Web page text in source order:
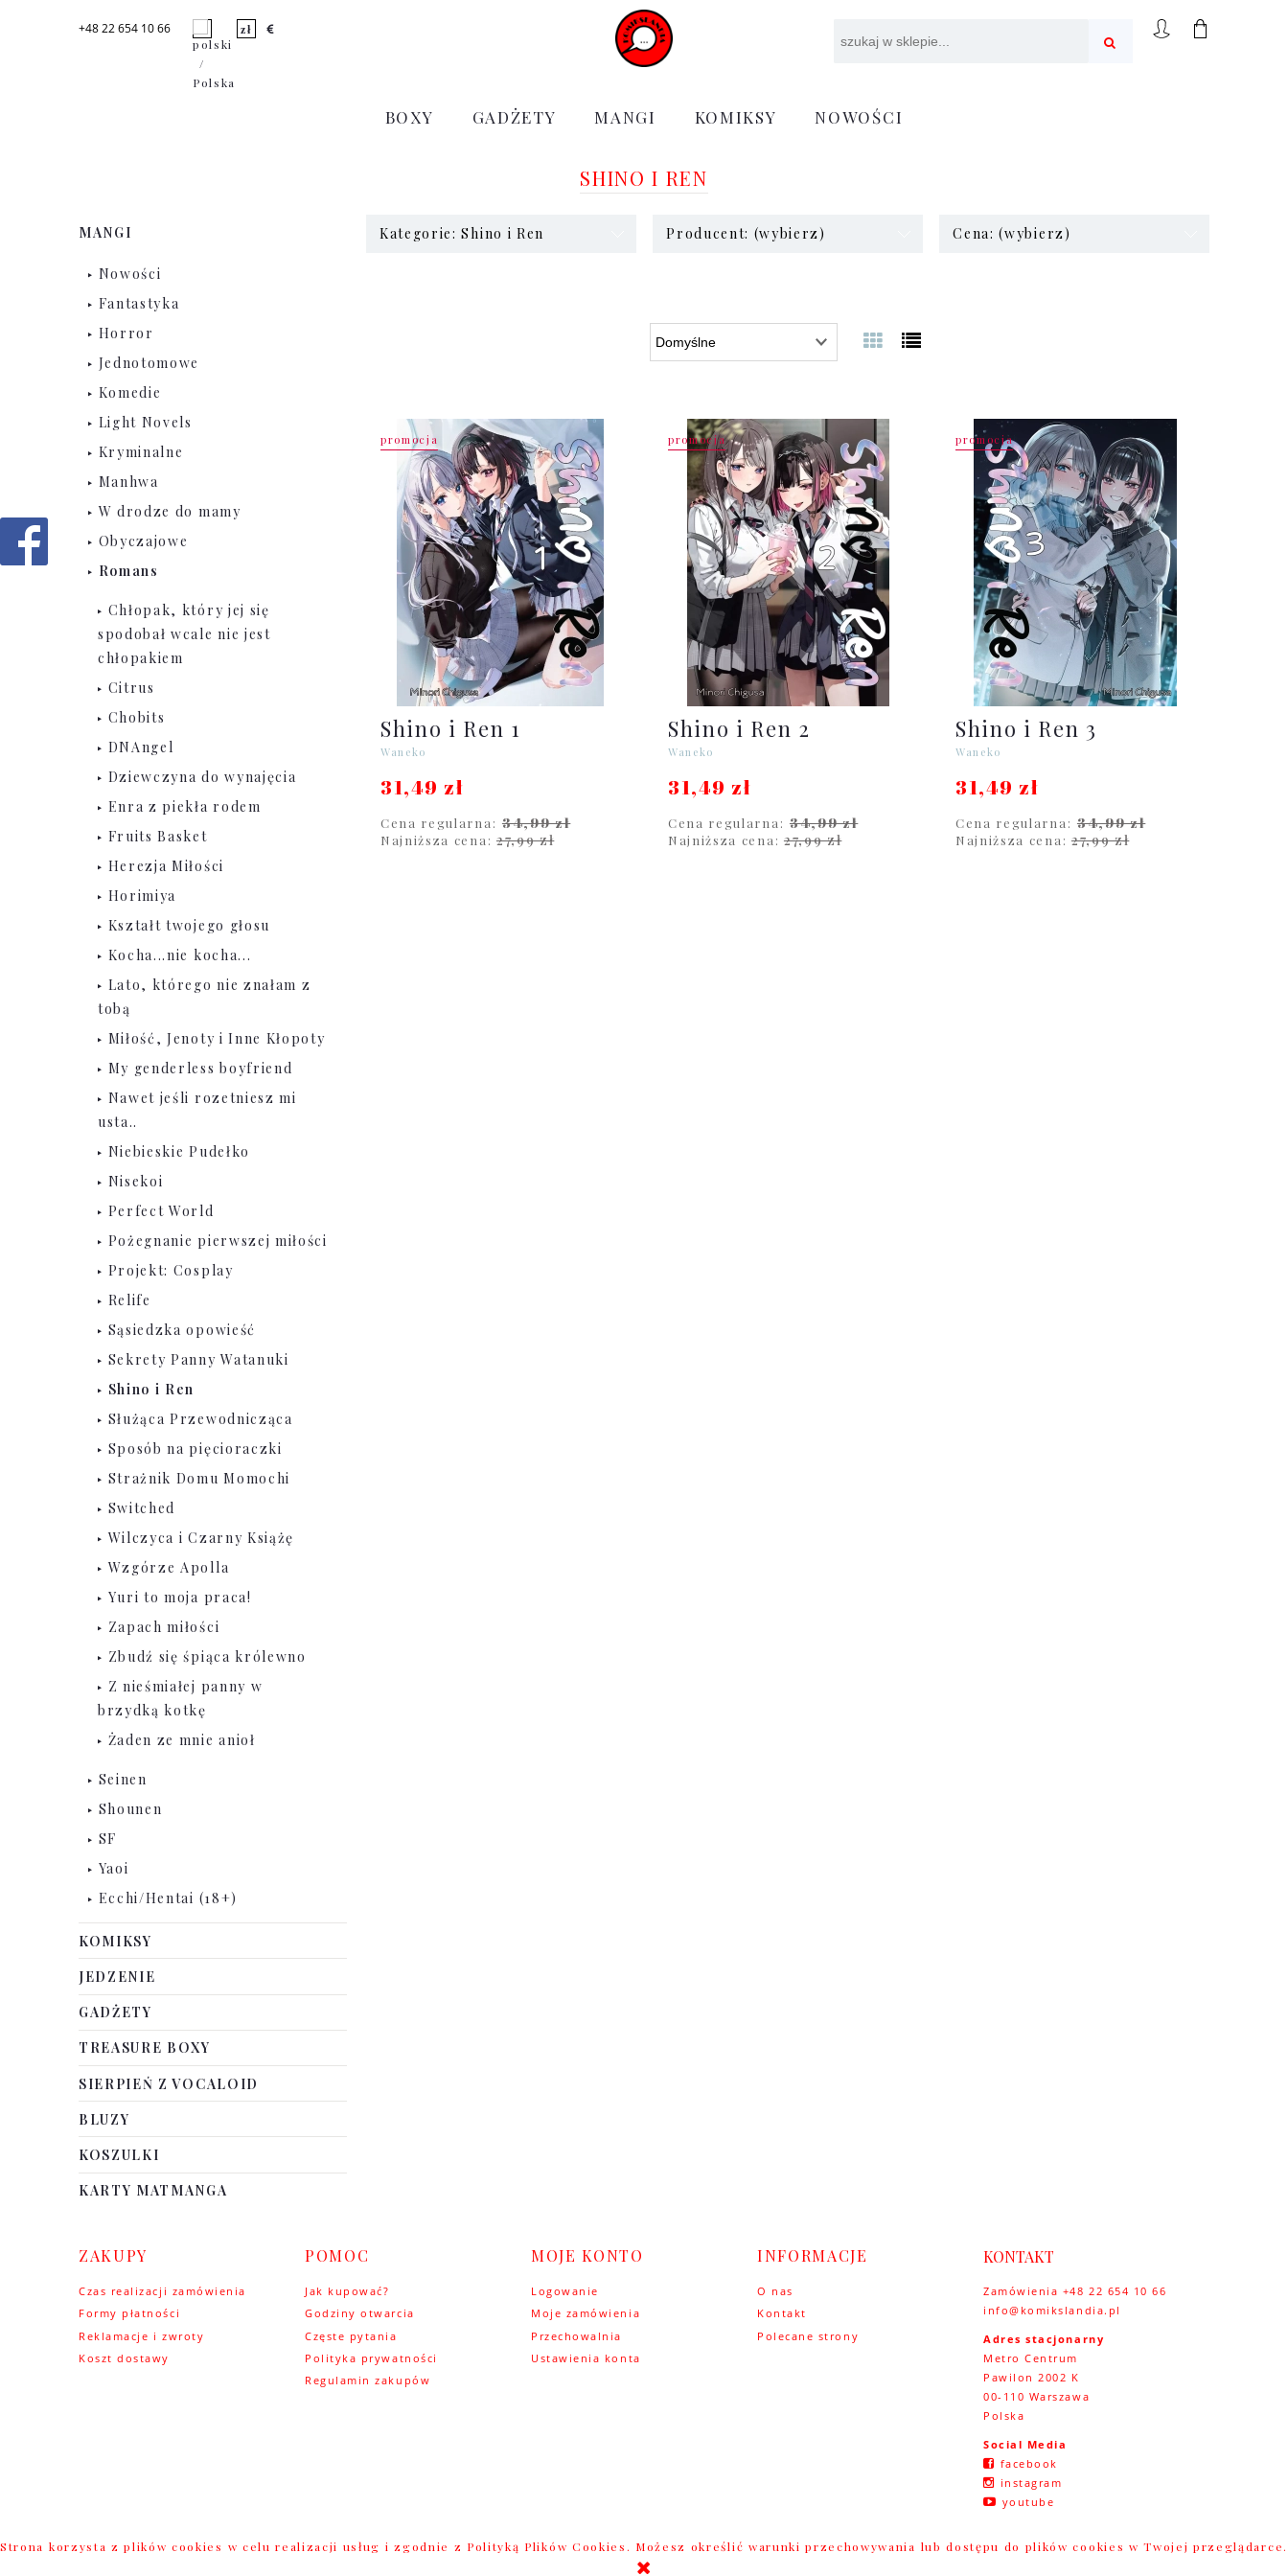
Strona korzysta z plików cookies w celu realizacji usług i zgodnie z Polityką Plików Cookies. Możesz określić warunki przechowywania lub dostępu do plików cookies w Twojej przeglądarce.
+48 22 654 10 66
BOXY GADŻETY MANGI KOMIKSY NOWOŚCI
SHINO I REN
MANGI
Nowości
Fantastyka
Horror
Jednotomowe
Komedie
Light Novels
Kryminalne
Manhwa
W drodze do mamy
Obyczajowe
Romans
Chłopak, który jej się
spodobał wcale nie jest
chłopakiem
Citrus
Chobits
DNAngel
Dziewczyna do wynajęcia
Enra z piekła rodem
Fruits Basket
Herezja Miłości
Horimiya
Kształt twojego głosu
Kocha...nie kocha...
Lato, którego nie znałam z
tobą
Miłość, Jenoty i Inne Kłopoty
My genderless boyfriend
Nawet jeśli rozetniesz mi
usta..
Niebieskie Pudełko
Nisekoi
Perfect World
Pożegnanie pierwszej miłości
Projekt: Cosplay
Relife
Sąsiedzka opowieść
Sekrety Panny Watanuki
Shino i Ren
Służąca Przewodnicząca
Sposób na pięcioraczki
Strażnik Domu Momochi
Switched
Wilczyca i Czarny Książę
Wzgórze Apolla
Yuri to moja praca!
Zapach miłości
Zbudź się śpiąca królewno
Z nieśmiałej panny w
brzydką kotkę
Żaden ze mnie anioł
Seinen
Shounen
SF
Yaoi
Ecchi/Hentai (18+)
KOMIKSY
JEDZENIE
GADŻETY
TREASURE BOXY
SIERPIEŃ Z VOCALOID
BLUZY
KOSZULKI
KARTY MATMANGA
Kategorie: Shino i Ren Producent: (wybierz) Cena: (wybierz)
Shino i Ren 1
Waneko
31,49 zł
Cena regularna: 34,99 zł
Najniższa cena: 27,99 zł
promocja
Shino i Ren 2
Waneko
31,49 zł
Cena regularna: 34,99 zł
Najniższa cena: 27,99 zł
promocja
Shino i Ren 3
Waneko
31,49 zł
Cena regularna: 34,99 zł
Najniższa cena: 27,99 zł
promocja
ZAKUPY
Czas realizacji zamówienia
Formy płatności
Reklamacje i zwroty
Koszt dostawy
POMOC
Jak kupować?
Godziny otwarcia
Częste pytania
Polityka prywatności
Regulamin zakupów
MOJE KONTO
Logowanie
Moje zamówienia
Przechowalnia
Ustawienia konta
INFORMACJE
O nas
Kontakt
Polecane strony
KONTAKT
Zamówienia +48 22 654 10 66
info@komikslandia.pl
Adres stacjonarny
Metro Centrum
Pawilon 2002 K
00-110 Warszawa
Polska
Social Media
facebook
instagram
youtube
Sklep internetowy Shoper.pl